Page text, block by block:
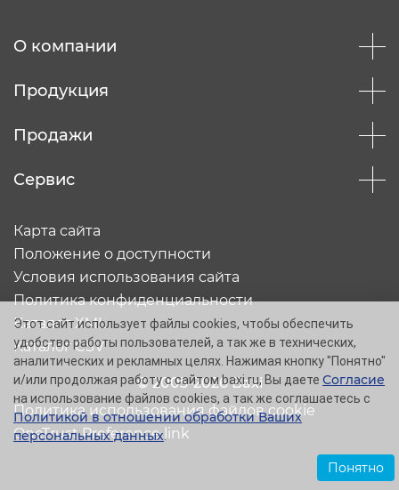
О компании
Продукция
Продажи
Сервис
© 2005-2026 Baxi
Карта сайта
Положение о доступности
Условия использования сайта
Политика конфиденциальности
Каталог XML
Каталог CSV
Политика использования файлов cookie
OneTrust Preference link
Этот сайт использует файлы cookies, чтобы обеспечить
удобство работы пользователей, а так же в технических,
аналитических и рекламных целях. Нажимая кнопку "Понятно"
и/или продолжая работу с сайтом baxi.ru, Вы даете Согласие
на использование файлов cookies, а так же соглашаетесь с
Политикой в отношении обработки Ваших
персональных данных.
Понятно